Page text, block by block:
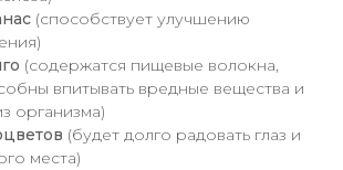
(способствует улучшению
(содержатся пищевые волокна,
впитывать вредные вещества и
организма)
(будет долго радовать глаз и
места)